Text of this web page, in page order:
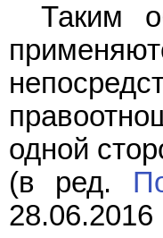
Таким
одной
(в ред.
28.06.2016